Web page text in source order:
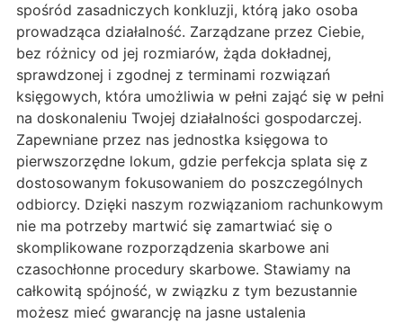
spośród zasadniczych konkluzji, którą jako osoba
prowadząca działalność. Zarządzane przez Ciebie,
bez różnicy od jej rozmiarów, żąda dokładnej,
sprawdzonej i zgodnej z terminami rozwiązań
księgowych, która umożliwia w pełni zająć się w pełni
na doskonaleniu Twojej działalności gospodarczej.
Zapewniane przez nas jednostka księgowa to
pierwszorzędne lokum, gdzie perfekcja splata się z
dostosowanym fokusowaniem do poszczególnych
odbiorcy. Dzięki naszym rozwiązaniom rachunkowym
nie ma potrzeby martwić się zamartwiać się o
skomplikowane rozporządzenia skarbowe ani
czasochłonne procedury skarbowe. Stawiamy na
całkowitą spójność, w związku z tym bezustannie
możesz mieć gwarancję na jasne ustalenia